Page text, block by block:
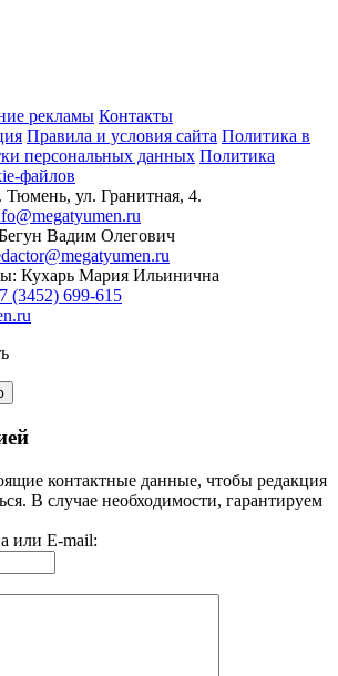
рекламы Контакты
Правила и условия сайта Политика в
персональных данных Политика
файлов
Тюмень, ул. Гранитная, 4.
Вадим Олегович
Кухарь Мария Ильинична
(3452) 699-615
контактные данные, чтобы редакция
В случае необходимости, гарантируем
или E-mail: